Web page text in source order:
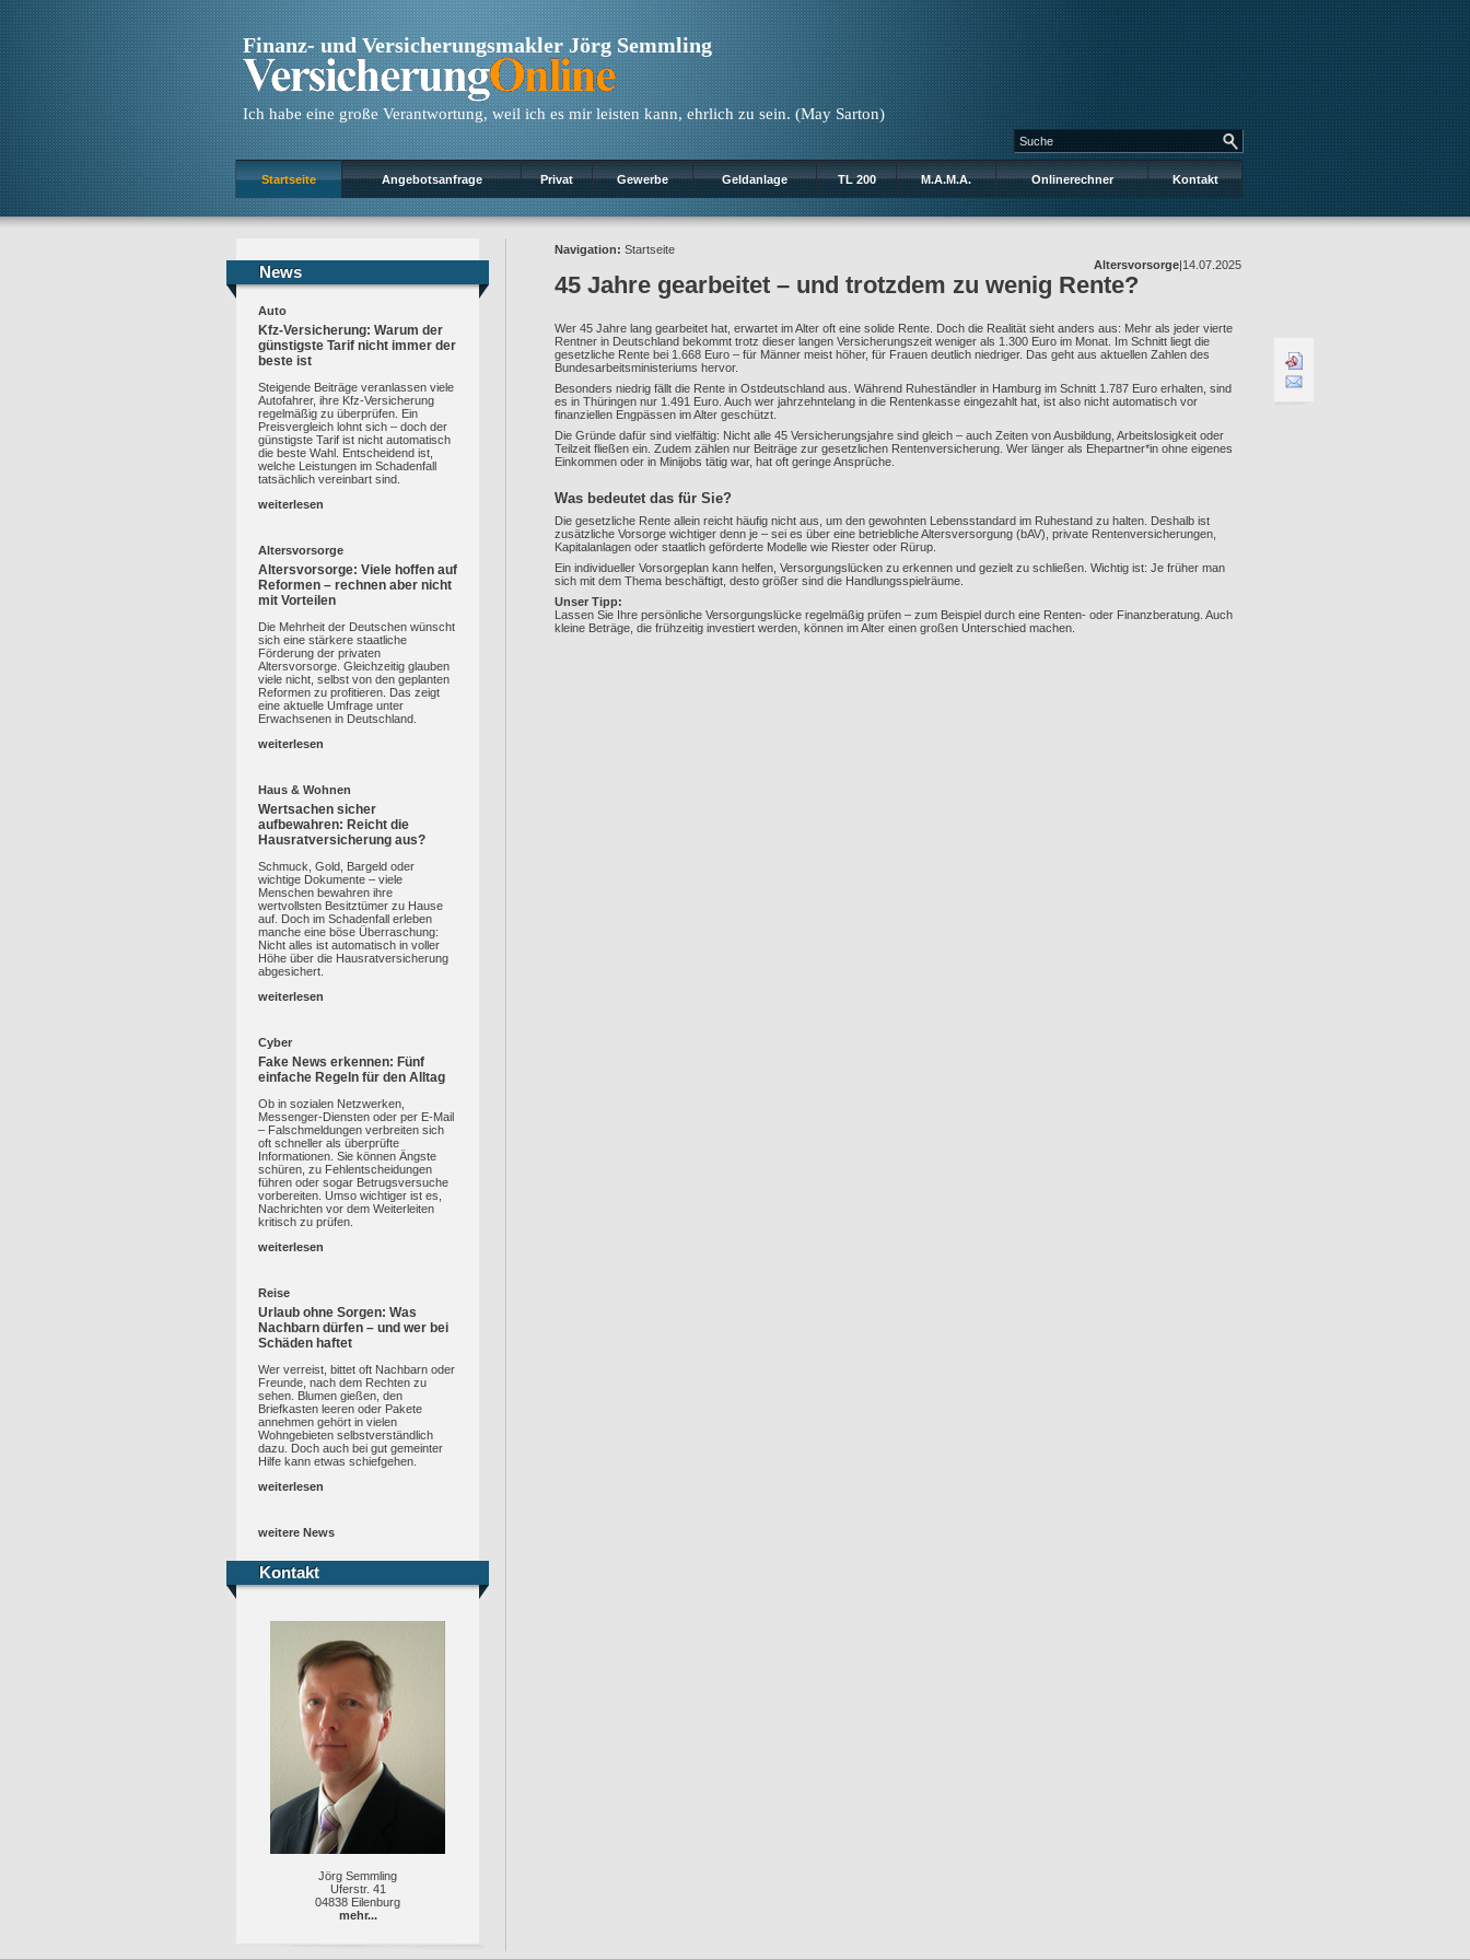
Finanz- und Versicherungsmakler Jörg Semmling
Ich habe eine große Verantwortung, weil ich es mir leisten kann, ehrlich zu sein. (May Sarton)
Startseite Angebotsanfrage Privat Gewerbe Geldanlage TL 200 M.A.M.A. Onlinerechner Kontakt
News
News
Auto
Kfz-Versicherung: Warum der
günstigste Tarif nicht immer der
beste ist
Steigende Beiträge veranlassen viele
Autofahrer, ihre Kfz-Versicherung
regelmäßig zu überprüfen. Ein
Preisvergleich lohnt sich – doch der
günstigste Tarif ist nicht automatisch
die beste Wahl. Entscheidend ist,
welche Leistungen im Schadenfall
tatsächlich vereinbart sind.
weiterlesen
Altersvorsorge
Altersvorsorge: Viele hoffen auf
Reformen – rechnen aber nicht
mit Vorteilen
Die Mehrheit der Deutschen wünscht
sich eine stärkere staatliche
Förderung der privaten
Altersvorsorge. Gleichzeitig glauben
viele nicht, selbst von den geplanten
Reformen zu profitieren. Das zeigt
eine aktuelle Umfrage unter
Erwachsenen in Deutschland.
weiterlesen
Haus & Wohnen
Wertsachen sicher
aufbewahren: Reicht die
Hausratversicherung aus?
Schmuck, Gold, Bargeld oder
wichtige Dokumente – viele
Menschen bewahren ihre
wertvollsten Besitztümer zu Hause
auf. Doch im Schadenfall erleben
manche eine böse Überraschung:
Nicht alles ist automatisch in voller
Höhe über die Hausratversicherung
abgesichert.
weiterlesen
Cyber
Fake News erkennen: Fünf
einfache Regeln für den Alltag
Ob in sozialen Netzwerken,
Messenger-Diensten oder per E-Mail
– Falschmeldungen verbreiten sich
oft schneller als überprüfte
Informationen. Sie können Ängste
schüren, zu Fehlentscheidungen
führen oder sogar Betrugsversuche
vorbereiten. Umso wichtiger ist es,
Nachrichten vor dem Weiterleiten
kritisch zu prüfen.
weiterlesen
Reise
Urlaub ohne Sorgen: Was
Nachbarn dürfen – und wer bei
Schäden haftet
Wer verreist, bittet oft Nachbarn oder
Freunde, nach dem Rechten zu
sehen. Blumen gießen, den
Briefkasten leeren oder Pakete
annehmen gehört in vielen
Wohngebieten selbstverständlich
dazu. Doch auch bei gut gemeinter
Hilfe kann etwas schiefgehen.
weiterlesen
weitere News
Kontakt
Kontakt
Jörg Semmling
Uferstr. 41
04838 Eilenburg
mehr...
Navigation: Startseite
Altersvorsorge|14.07.2025
45 Jahre gearbeitet – und trotzdem zu wenig Rente?
Wer 45 Jahre lang gearbeitet hat, erwartet im Alter oft eine solide Rente. Doch die Realität sieht anders aus: Mehr als jeder vierte
Rentner in Deutschland bekommt trotz dieser langen Versicherungszeit weniger als 1.300 Euro im Monat. Im Schnitt liegt die
gesetzliche Rente bei 1.668 Euro – für Männer meist höher, für Frauen deutlich niedriger. Das geht aus aktuellen Zahlen des
Bundesarbeitsministeriums hervor.
Besonders niedrig fällt die Rente in Ostdeutschland aus. Während Ruheständler in Hamburg im Schnitt 1.787 Euro erhalten, sind
es in Thüringen nur 1.491 Euro. Auch wer jahrzehntelang in die Rentenkasse eingezahlt hat, ist also nicht automatisch vor
finanziellen Engpässen im Alter geschützt.
Die Gründe dafür sind vielfältig: Nicht alle 45 Versicherungsjahre sind gleich – auch Zeiten von Ausbildung, Arbeitslosigkeit oder
Teilzeit fließen ein. Zudem zählen nur Beiträge zur gesetzlichen Rentenversicherung. Wer länger als Ehepartner*in ohne eigenes
Einkommen oder in Minijobs tätig war, hat oft geringe Ansprüche.
Was bedeutet das für Sie?
Die gesetzliche Rente allein reicht häufig nicht aus, um den gewohnten Lebensstandard im Ruhestand zu halten. Deshalb ist
zusätzliche Vorsorge wichtiger denn je – sei es über eine betriebliche Altersversorgung (bAV), private Rentenversicherungen,
Kapitalanlagen oder staatlich geförderte Modelle wie Riester oder Rürup.
Ein individueller Vorsorgeplan kann helfen, Versorgungslücken zu erkennen und gezielt zu schließen. Wichtig ist: Je früher man
sich mit dem Thema beschäftigt, desto größer sind die Handlungsspielräume.
Unser Tipp:
Lassen Sie Ihre persönliche Versorgungslücke regelmäßig prüfen – zum Beispiel durch eine Renten- oder Finanzberatung. Auch
kleine Beträge, die frühzeitig investiert werden, können im Alter einen großen Unterschied machen.